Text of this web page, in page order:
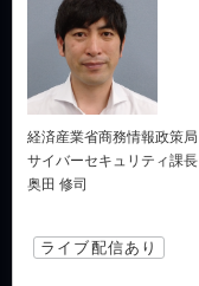
経済産業省商務情報政策局
サイバーセキュリティ課長
奥田 修司
ライブ配信あり